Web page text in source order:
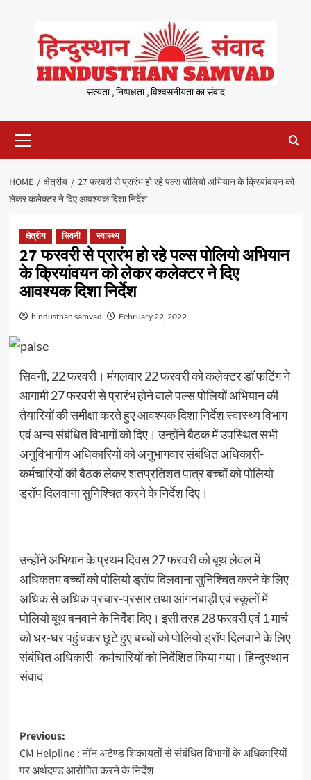
content
सत्यता , निष्पक्षता , विश्वसनीयता का संवाद
Menu
HOME क्षेत्रीय
27 फरवरी से प्रारंभ हो रहे पल्स पोलियो अभियान के क्रियांवयन को
लेकर कलेक्टर ने दिए आवश्यक दिशा निर्देश
क्षेत्रीय सिवनी स्वास्थ्य
27 फरवरी से प्रारंभ हो रहे पल्स पोलियो अभियान
के क्रियांवयन को लेकर कलेक्टर ने दिए
आवश्यक दिशा निर्देश
hindusthan samvad February 22, 2022
सिवनी, 22 फरवरी। मंगलवार 22 फरवरी को कलेक्टर डॉ फटिंग ने
आगामी 27 फरवरी से प्रारंभ होने वाले पल्स पोलियों अभियान की
तैयारियों की समीक्षा करते हुए आवश्यक दिशा निर्देश स्वास्थ्य विभाग
एवं अन्य संबंधित विभागों को दिए। उन्होंने बैठक में उपस्थित सभी
अनुविभागीय अधिकारियों को अनुभागवार संबंधित अधिकारी-
कर्मचारियों की बैठक लेकर शतप्रतिशत पात्र बच्चों को पोलियो
ड्रॉप दिलवाना सुनिश्चित करने के निर्देश दिए।
उन्होंने अभियान के प्रथम दिवस 27 फरवरी को बूथ लेवल में
अधिकतम बच्चों को पोलियो ड्रॉप दिलवाना सुनिश्चित करने के लिए
अधिक से अधिक प्रचार-प्रसार तथा आंगनबाड़ी एवं स्कूलों में
पोलियो बूथ बनवाने के निर्देश दिए। इसी तरह 28 फरवरी एवं 1 मार्च
को घर-घर पहुंचकर छूटे हुए बच्चों को पोलियो ड्रॉप दिलवाने के लिए
संबंधित अधिकारी- कर्मचारियों को निर्देशित किया गया। हिन्दुस्थान
संवाद
Post
navigation
Previous:
CM Helpline : नॉन अटैण्ड शिकायतों से संबंधित विभागों के अधिकारियों
पर अर्थदण्ड आरोपित करने के निर्देश